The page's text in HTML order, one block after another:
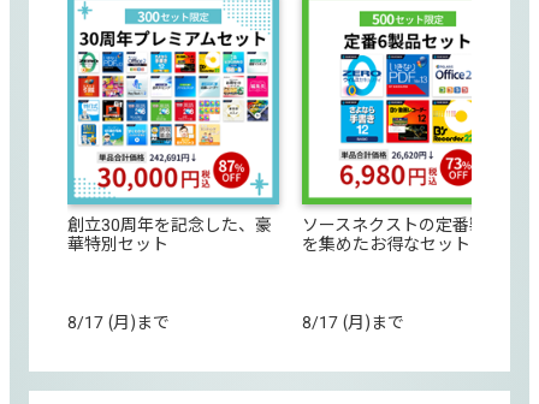
創立30周年を記念した、豪
華特別セット
8/17 (月)まで
ソースネクストの定番製品
を集めたお得なセット
8/17 (月)まで